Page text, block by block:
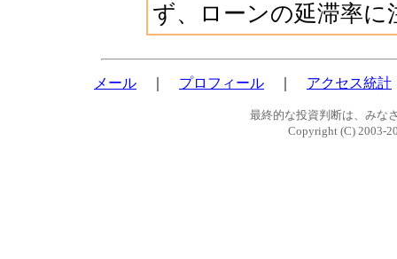
ず、ローンの延滞率
メール プロフィール アクセス統計
最終的な投資判断は、みな
Copyright (C) 2003-